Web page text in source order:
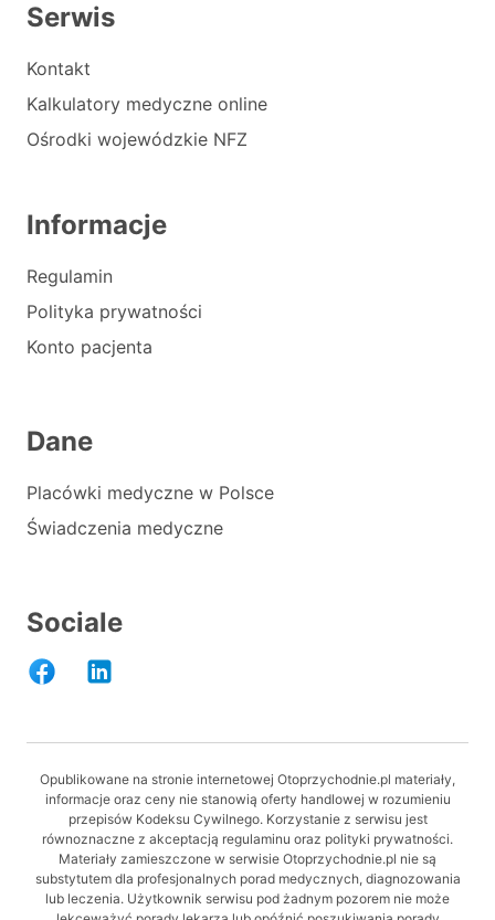
Serwis
Kontakt
Kalkulatory medyczne online
Ośrodki wojewódzkie NFZ
Informacje
Regulamin
Polityka prywatności
Konto pacjenta
Dane
Placówki medyczne w Polsce
Świadczenia medyczne
Sociale
Opublikowane na stronie internetowej Otoprzychodnie.pl materiały,
informacje oraz ceny nie stanowią oferty handlowej w rozumieniu
przepisów Kodeksu Cywilnego. Korzystanie z serwisu jest
równoznaczne z akceptacją regulaminu oraz polityki prywatności.
Materiały zamieszczone w serwisie Otoprzychodnie.pl nie są
substytutem dla profesjonalnych porad medycznych, diagnozowania
lub leczenia. Użytkownik serwisu pod żadnym pozorem nie może